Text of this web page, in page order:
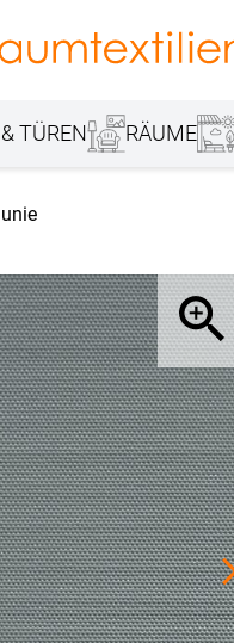
TÜREN
Lamellenvorhang
RÄUME